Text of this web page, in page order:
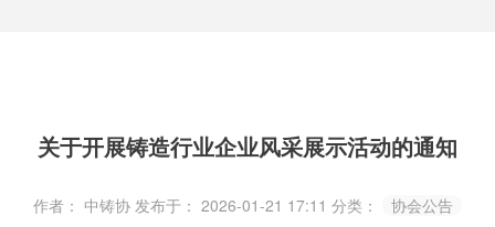
关于开展铸造行业企业风采展示活动的通知
作者： 中铸协 发布于： 2026-01-21 17:11 分类： 协会公告